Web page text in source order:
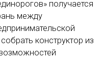
получается
между
конструктор из